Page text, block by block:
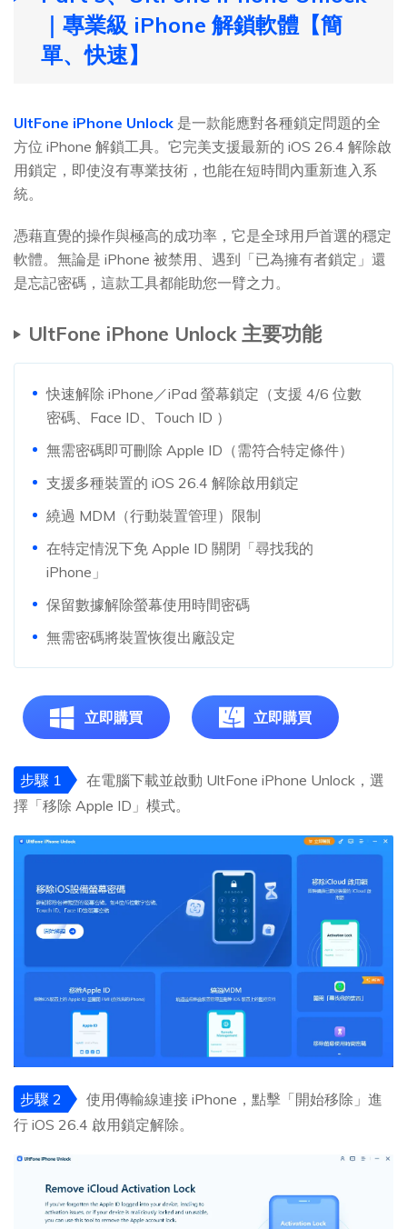
｜專業級 iPhone 解鎖軟體【簡
單、快速】
UltFone iPhone Unlock 是一款能應對各種鎖定問題的全
方位 iPhone 解鎖工具。它完美支援最新的 iOS 26.4 解除啟
用鎖定，即使沒有專業技術，也能在短時間內重新進入系
統。
憑藉直覺的操作與極高的成功率，它是全球用戶首選的穩定
軟體。無論是 iPhone 被禁用、遇到「已為擁有者鎖定」還
是忘記密碼，這款工具都能助您一臂之力。
UltFone iPhone Unlock 主要功能
快速解除 iPhone／iPad 螢幕鎖定（支援 4/6 位數
密碼、Face ID、Touch ID ）
無需密碼即可刪除 Apple ID（需符合特定條件）
支援多種裝置的 iOS 26.4 解除啟用鎖定
繞過 MDM（行動裝置管理）限制
在特定情況下免 Apple ID 關閉「尋找我的
iPhone」
保留數據解除螢幕使用時間密碼
無需密碼將裝置恢復出廠設定
立即購買 立即購買
步驟 1
在電腦下載並啟動 UltFone iPhone Unlock，選
擇「移除 Apple ID」模式。
步驟 2
使用傳輸線連接 iPhone，點擊「開始移除」進
行 iOS 26.4 啟用鎖定解除。